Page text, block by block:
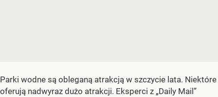
Parki wodne są obleganą atrakcją w szczycie lata. Niektóre
oferują nadwyraz dużo atrakcji. Eksperci z „Daily Mail”